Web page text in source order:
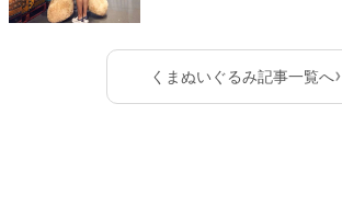
くまぬいぐるみ記事一覧へ›